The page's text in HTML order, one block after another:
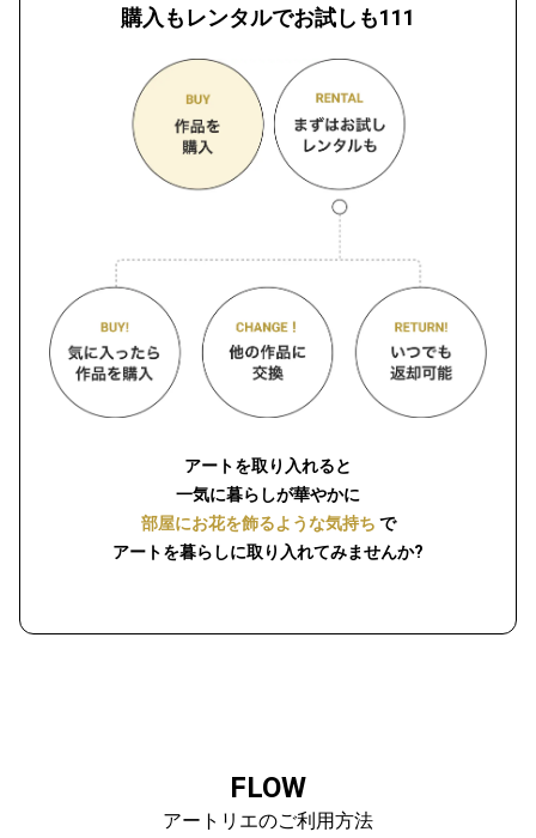
購入もレンタルでお試しも111
アートを取り入れると
一気に暮らしが華やかに
部屋にお花を飾るような気持ち で
アートを暮らしに取り入れてみませんか?
FLOW
アートリエのご利用方法